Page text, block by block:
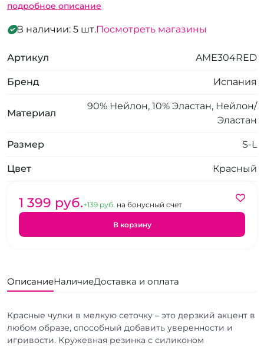
подробное описание
В наличии: 5 шт.Посмотреть магазины
Артикул AME304RED
Бренд Испания
Материал
90% Нейлон, 10% Эластан, Нейлон/
Эластан
Размер S-L
Цвет Красный
1 399 pуб.+139 pуб. на бонусный счет
В корзину
ОписаниеНаличиеДоставка и оплата
Красные чулки в мелкую сеточку – это дерзкий акцент в
любом образе, способный добавить уверенности и
игривости. Кружевная резинка с силиконом